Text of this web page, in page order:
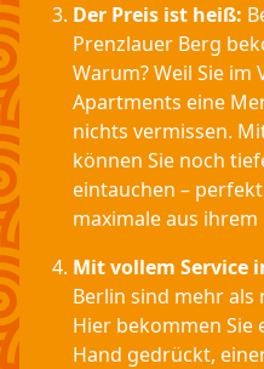
Der Preis ist heiß:
Prenzlauer Berg
Warum? Weil Sie
Apartments eine
nichts vermissen.
können Sie noch
eintauchen –
maximale aus
Mit vollem Service
Berlin sind mehr als
Hier bekommen Sie
Hand gedrückt,